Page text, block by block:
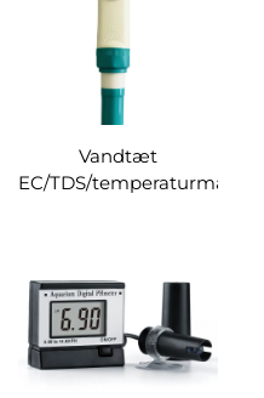
Vandtæt
EC/TDS/temperaturmåler